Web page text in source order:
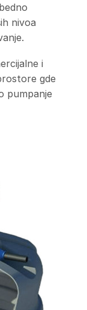
nivoa
i
gde
pumpanje